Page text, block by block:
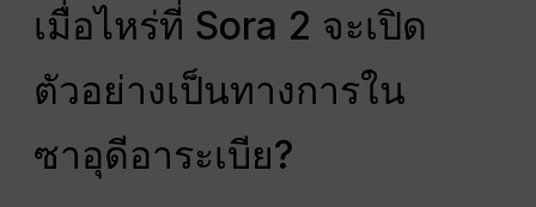
เมื่อไหร่ที่ Sora 2 จะเปิด
ตัวอย่างเป็นทางการใน
ซาอุดีอาระเบีย?